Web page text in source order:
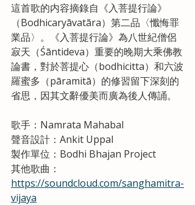
這首歌的内容摘錄自《入菩提行論》
（Bodhicaryāvatāra）第二品〈懺悔罪
業品〉。《入菩提行論》為八世紀僧侶
寂天（Śāntideva）重要的晚期大乘佛教
論書，對於菩提心（bodhicitta）和六波
羅蜜多（pāramitā）的修習留下深刻的
省思，因其文辭優美而廣為後人傳誦。
歌手：Namrata Mahabal
聲音設計：Ankit Uppal
製作單位：Bodhi Bhajan Project
其他歌曲：
https://soundcloud.com/sanghamitra-
vijaya